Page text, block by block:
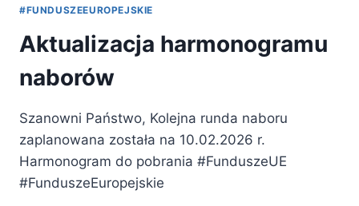
#FUNDUSZEEUROPEJSKIE
Aktualizacja harmonogramu
naborów
Szanowni Państwo, Kolejna runda naboru
zaplanowana została na 10.02.2026 r.
Harmonogram do pobrania #FunduszeUE
#FunduszeEuropejskie